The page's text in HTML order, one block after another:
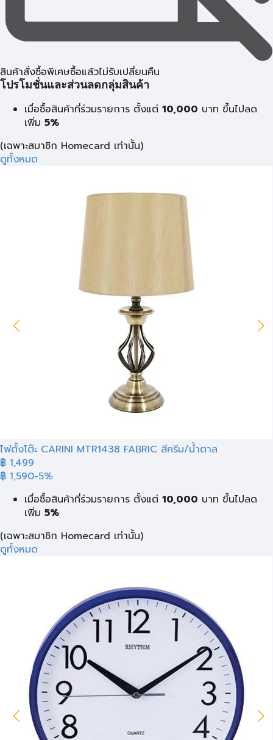
สินค้าสั่งซื้อพิเศษซื้อแล้วไม่รับเปลี่ยนคืน
โปรโมชั่นและส่วนลดกลุ่มสินค้า
เมื่อซื้อสินค้าที่ร่วมรายการ ตั้งแต่ 10,000 บาท ขึ้นไปลด
เพิ่ม 5%
(เฉพาะสมาชิก Homecard เท่านั้น)
ดูทั้งหมด
ไฟตั้งโต๊ะ CARINI MTR1438 FABRIC สีครีม/น้ำตาล
฿ 1,499
฿ 1,590-5%
เมื่อซื้อสินค้าที่ร่วมรายการ ตั้งแต่ 10,000 บาท ขึ้นไปลด
เพิ่ม 5%
(เฉพาะสมาชิก Homecard เท่านั้น)
ดูทั้งหมด